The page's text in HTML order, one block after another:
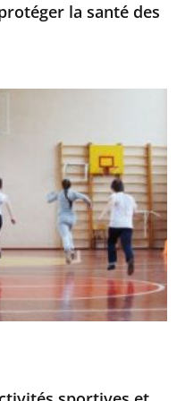
la santé des